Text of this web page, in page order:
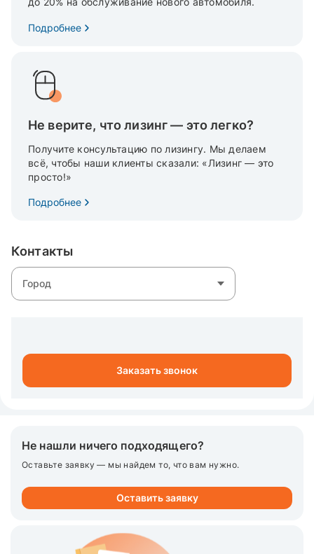
Подробнее
Не верите, что лизинг — это легко?
Получите консультацию по лизингу. Мы делаем
всё, чтобы наши клиенты сказали: «Лизинг — это
просто!»
Подробнее
Контакты
Город
Заказать звонок
Не нашли ничего подходящего?
Оставьте заявку — мы найдем то, что вам нужно.
Оставить заявку